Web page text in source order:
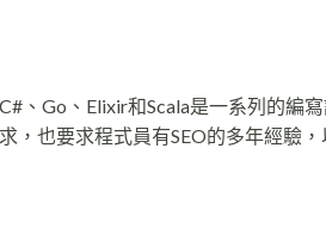
、Go、Elixir和Scala是一系列的編
也要求程式員有SEO的多年經驗，